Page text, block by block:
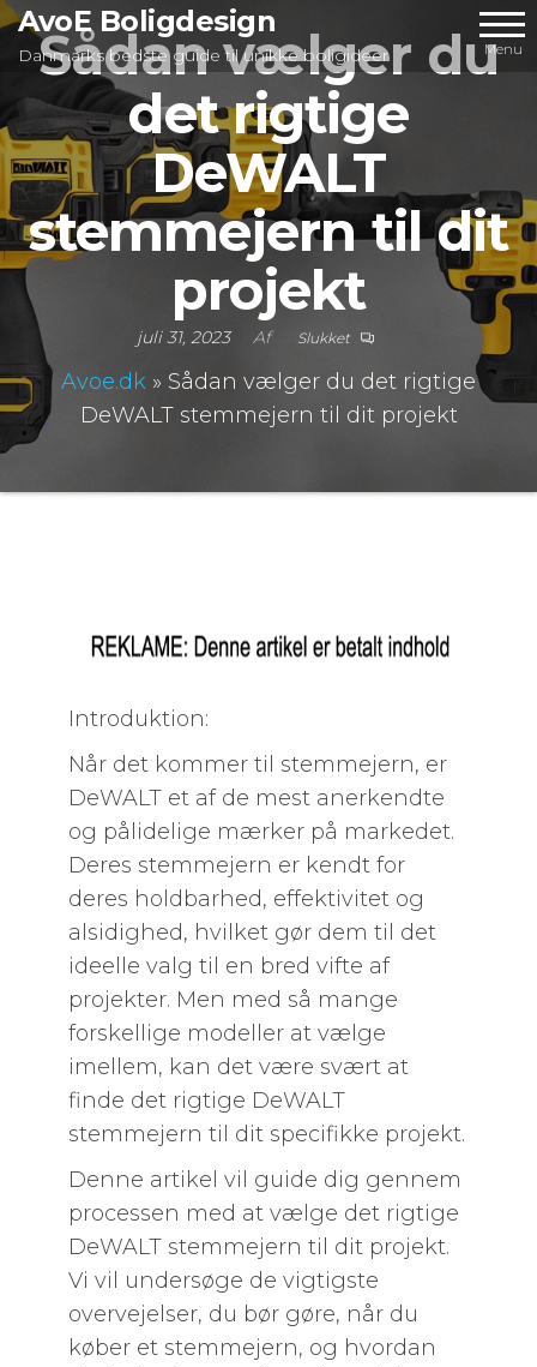
Videre
indhold
AvoE Boligdesign
Danmarks bedste guide til unikke boligideer Menu
Sådan vælger du
det rigtige
DeWALT
stemmejern til dit
projekt
juli 31, 2023 Af Slukket
Avoe.dk » Sådan vælger du det rigtige
DeWALT stemmejern til dit projekt
Introduktion:
Når det kommer til stemmejern, er
DeWALT et af de mest anerkendte
og pålidelige mærker på markedet.
Deres stemmejern er kendt for
deres holdbarhed, effektivitet og
alsidighed, hvilket gør dem til det
ideelle valg til en bred vifte af
projekter. Men med så mange
forskellige modeller at vælge
imellem, kan det være svært at
finde det rigtige DeWALT
stemmejern til dit specifikke projekt.
Denne artikel vil guide dig gennem
processen med at vælge det rigtige
DeWALT stemmejern til dit projekt.
Vi vil undersøge de vigtigste
overvejelser, du bør gøre, når du
køber et stemmejern, og hvordan